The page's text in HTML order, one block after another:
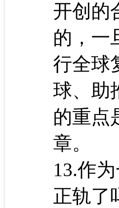
开创的
的，一
行全球
球、助
的重点
章。
13.作
正轨了